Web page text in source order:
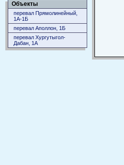
Объекты
перевал Прямолинейный,
1А-1Б
перевал Аполлон, 1Б
перевал Хургутыгол-
Дабан, 1А